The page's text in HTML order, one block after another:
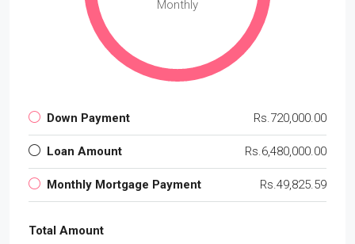
Monthly
Down Payment Rs.720,000.00
Loan Amount Rs.6,480,000.00
Monthly Mortgage Payment Rs.49,825.59
Total Amount